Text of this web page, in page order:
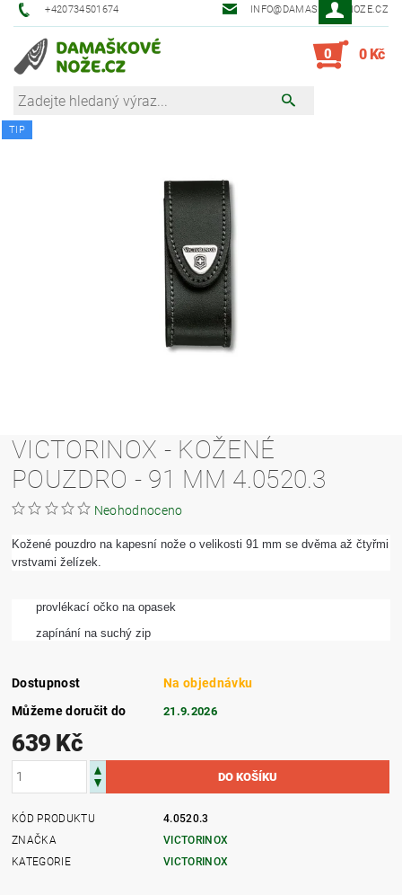
+420734501674 INFO@DAMASKOVE-NOZE.CZ
0 0 Kč
TIP
VICTORINOX - KOŽENÉ
POUZDRO - 91 MM 4.0520.3
Neohodnoceno
Kožené pouzdro na kapesní nože o velikosti 91 mm se dvěma až čtyřmi
vrstvami želízek.
provlékací očko na opasek
zapínání na suchý zip
Dostupnost
Na objednávku
Můžeme doručit do
21.9.2026
639 Kč
KÓD PRODUKTU
4.0520.3
ZNAČKA
VICTORINOX
KATEGORIE
VICTORINOX